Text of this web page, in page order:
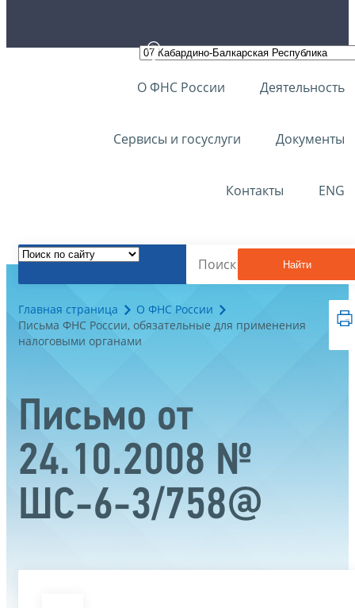
О ФНС России Деятельность
Сервисы и госуслуги Документы
Контакты ENG
Найти
Главная страница
О ФНС России
Письма ФНС России, обязательные для применения
налоговыми органами
Письмо от
24.10.2008 №
ШС-6-3/758@